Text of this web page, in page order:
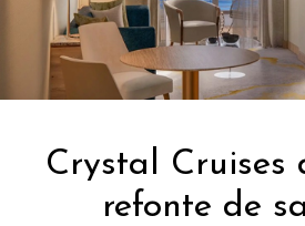
Crystal Cruises
refonte de